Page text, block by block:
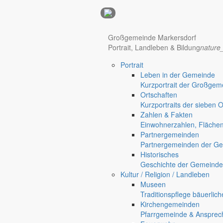
Hotel Nürnberg
Regional werben auf markersdorf.de! anzeigen@gemeinde-
Großgemeinde Markersdorf
Portrait, Landleben & Bildung
Portrait
Leben in der Gemeinde
Kurzportrait der
Ortschaften
Kurzportraits der sieben
Zahlen & Fakten
Einwohnerzahlen,
Partnergemeinden
Partnergemeinden der
Historisches
Geschichte der
Kultur / Religion / Landleben
Museen
Traditionspflege
Kirchengemeinden
Pfarrgemeinde &
Deutsch-Paulsdorf
Jauernick-Buschbach
Bilder aus Jauernick-